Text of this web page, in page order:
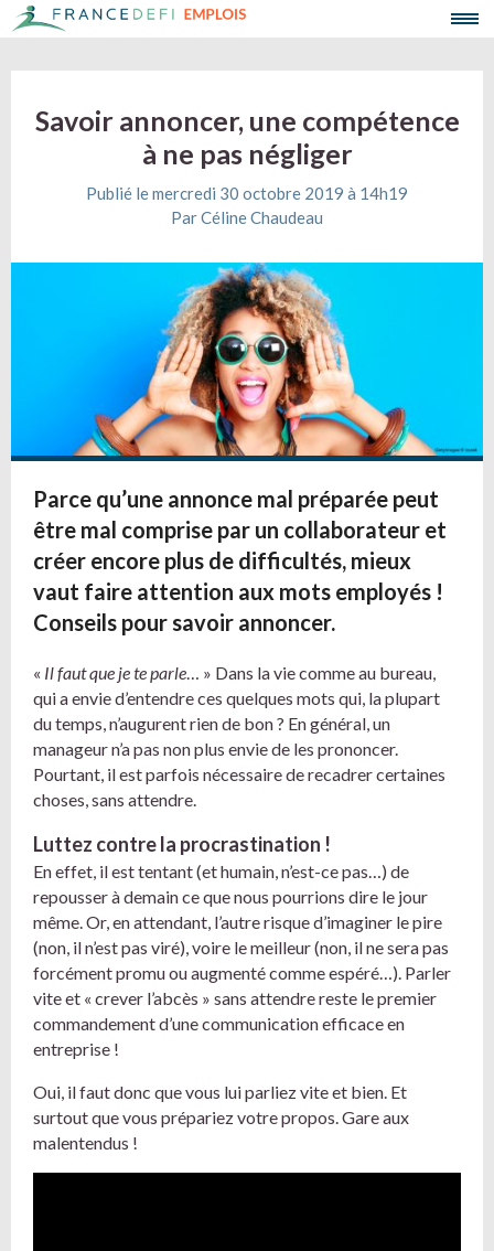
Savoir annoncer, une compétence
à ne pas négliger
Publié le mercredi 30 octobre 2019 à 14h19
Par Céline Chaudeau
Parce qu’une annonce mal préparée peut
être mal comprise par un collaborateur et
créer encore plus de difficultés, mieux
vaut faire attention aux mots employés !
Conseils pour savoir annoncer.
« Il faut que je te parle … » Dans la vie comme au bureau,
qui a envie d’entendre ces quelques mots qui, la plupart
du temps, n’augurent rien de bon ? En général, un
manageur n’a pas non plus envie de les prononcer.
Pourtant, il est parfois nécessaire de recadrer certaines
choses, sans attendre.
Luttez contre la procrastination !
En effet, il est tentant (et humain, n’est-ce pas…) de
repousser à demain ce que nous pourrions dire le jour
même. Or, en attendant, l’autre risque d’imaginer le pire
(non, il n’est pas viré), voire le meilleur (non, il ne sera pas
forcément promu ou augmenté comme espéré…). Parler
vite et « crever l’abcès » sans attendre reste le premier
commandement d’une communication efficace en
entreprise !
Oui, il faut donc que vous lui parliez vite et bien. Et
surtout que vous prépariez votre propos. Gare aux
malentendus !